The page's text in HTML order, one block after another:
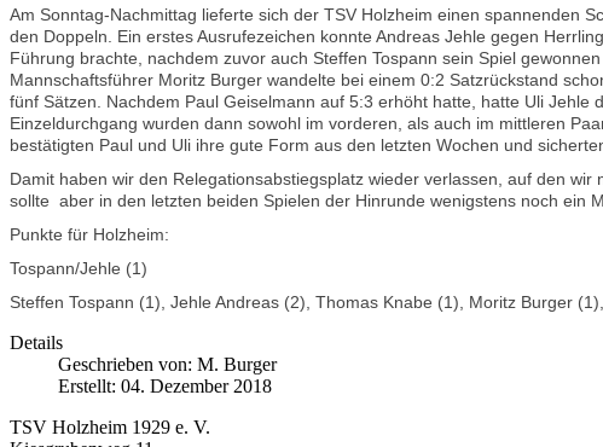
Am Sonntag-Nachmittag lieferte sich der TSV Holzheim einen spannenden
den Doppeln. Ein erstes Ausrufezeichen konnte Andreas Jehle gegen
Führung brachte, nachdem zuvor auch Steffen Tospann sein Spiel
Mannschaftsführer Moritz Burger wandelte bei einem 0:2 Satzrückstand
fünf Sätzen. Nachdem Paul Geiselmann auf 5:3 erhöht hatte, hatte Uli
Einzeldurchgang wurden dann sowohl im vorderen, als auch im mittleren
bestätigten Paul und Uli ihre gute Form aus den letzten Wochen und
Damit haben wir den Relegationsabstiegsplatz wieder verlassen, auf den
sollte aber in den letzten beiden Spielen der Hinrunde wenigstens noch ein
Punkte für Holzheim:
Tospann/Jehle (1)
Steffen Tospann (1), Jehle Andreas (2), Thomas Knabe (1), Moritz Burger
Details
Geschrieben von: M. Burger
Erstellt: 04. Dezember 2018
TSV Holzheim 1929 e. V.